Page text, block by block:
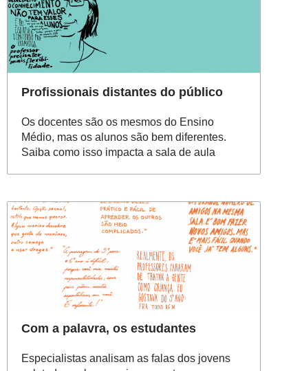
Profissionais distantes do público
Os docentes são os mesmos do Ensino
Médio, mas os alunos são bem diferentes.
Saiba como isso impacta a sala de aula
Com a palavra, os estudantes
Especialistas analisam as falas dos jovens